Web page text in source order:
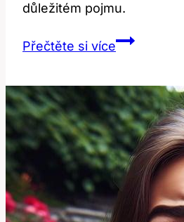
důležitém pojmu.
Přečtěte si víceConformant:
tento
technický
výraz?